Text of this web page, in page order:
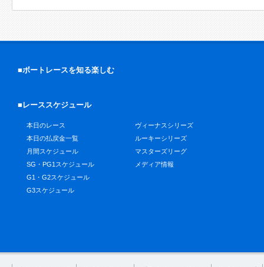
■ボートレースを知る楽しむ
■レーススケジュール
本日のレース
本日の払戻金一覧
月間スケジュール
SG・PG1スケジュール
G1・G2スケジュール
G3スケジュール
ヴィーナスシリーズ
ルーキーシリーズ
マスターズリーグ
メディア情報